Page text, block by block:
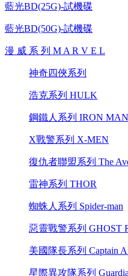
藍光BD(25G)-試機碟
藍光BD(50G)-試機碟
漫 威 系 列 M A R V E L
神奇四俠系列
浩克系列 HULK
鋼鐵人系列 IRON MAN
X戰警系列 X-MEN
復仇者聯盟系列 The
雷神系列 THOR
蜘蛛人系列 Spider-man
惡靈戰警系列 GHOST
美國隊長系列 Captain
星際異攻隊系列